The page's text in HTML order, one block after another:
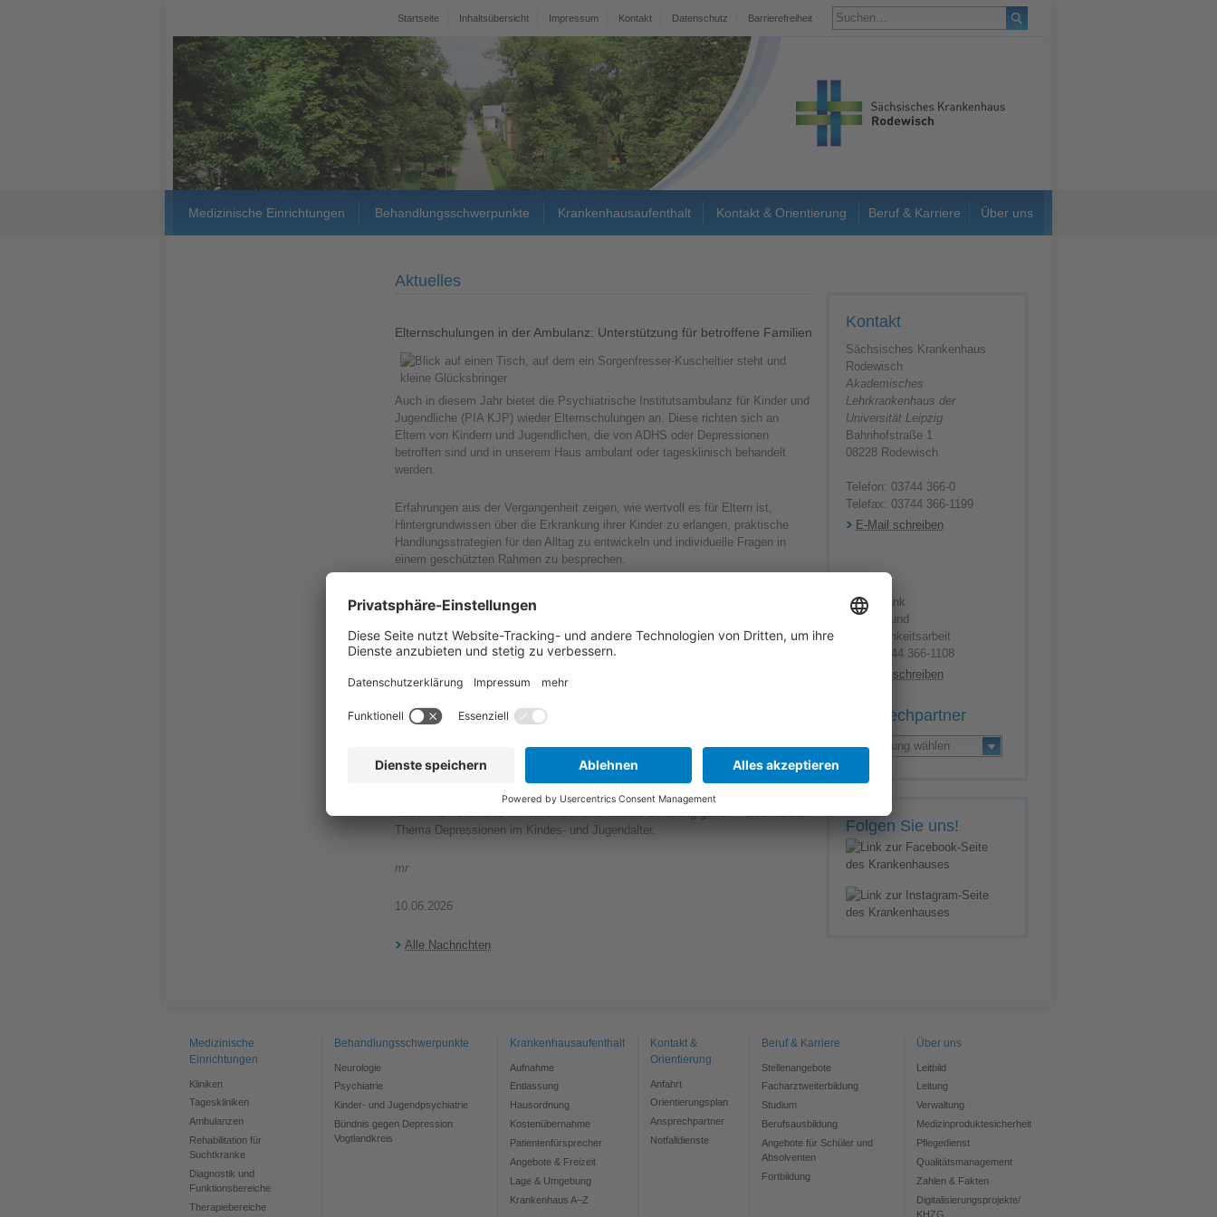
Startseite Inhaltsübersicht Impressum Kontakt Datenschutz Barrierefreiheit
Medizinische Einrichtungen Behandlungsschwerpunkte Krankenhausaufenthalt Kontakt & Orientierung Beruf & Karriere Über uns
Aktuelles
Elternschulungen in der Ambulanz: Unterstützung für betroffene Familien
Auch in diesem Jahr bietet die Psychiatrische Institutsambulanz für Kinder und
Jugendliche (PIA KJP) wieder Elternschulungen an. Diese richten sich an
Eltern von Kindern und Jugendlichen, die von ADHS oder Depressionen
betroffen sind und in unserem Haus ambulant oder tagesklinisch behandelt
werden.
Erfahrungen aus der Vergangenheit zeigen, wie wertvoll es für Eltern ist,
Hintergrundwissen über die Erkrankung ihrer Kinder zu erlangen, praktische
Handlungsstrategien für den Alltag zu entwickeln und individuelle Fragen in
einem geschützten Rahmen zu besprechen.
Die erste Schulung zum Thema ADHS fand in der vergangenen Woche statt.
Acht Eltern nahmen teil und zeigten großes Interesse. Kinderkrankenschwester
Franziska Ullmann und Psychologin Daniela Bartsch vermittelten fundierte
Inhalte zu Symptomatik und Prävalenz, Ursachenforschung und Diagnostik
Im Anschluss bestand die Möglichkeit für vertiefende Diskussionen. Besonders
erfreulich: Alle Teilnehmerinnen und Teilnehmer haben sich bereits für den
Aspekten des Umgangs mit betroffenen Kindern in der Familie, mit einem
Schwerpunkt auf dem schulischen Umfeld und der Prognose.
Thema Depressionen im Kindes- und Jugendalter.
mr
10.06.2026
Alle Nachrichten
Kontakt
Sächsisches Krankenhaus
Rodewisch
Akademisches
Lehrkrankenhaus der
Universität Leipzig
Bahnhofstraße 1
08228 Rodewisch
Telefon: 03744 366-0
Telefax: 03744 366-1199
E-Mail schreiben
Maria Rank
Presse- und
Öffentlichkeitsarbeit
Tel.: 03744 366-1108
E-Mail schreiben
Ansprechpartner
Einrichtung wählen
Folgen Sie uns!
Medizinische
Einrichtungen
Kliniken
Tageskliniken
Ambulanzen
Rehabilitation für
Suchtkranke
Diagnostik und
Funktionsbereiche
Therapiebereiche
Behandlungsschwerpunkte
Neurologie
Psychiatrie
Kinder- und Jugendpsychiatrie
Bündnis gegen Depression
Vogtlandkreis
Krankenhausaufenthalt
Aufnahme
Entlassung
Hausordnung
Kostenübernahme
Patientenfürsprecher
Angebote & Freizeit
Lage & Umgebung
Krankenhaus A–Z
Kontakt &
Orientierung
Anfahrt
Orientierungsplan
Ansprechpartner
Notfalldienste
Beruf & Karriere
Stellenangebote
Facharztweiterbildung
Studium
Berufsausbildung
Angebote für Schüler und
Absolventen
Fortbildung
Über uns
Leitbild
Leitung
Verwaltung
Medizinproduktesicherheit
Pflegedienst
Qualitätsmanagement
Zahlen & Fakten
Digitalisierungsprojekte/
KHZG